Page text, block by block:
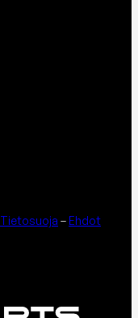
Tietosuoja – Ehdot